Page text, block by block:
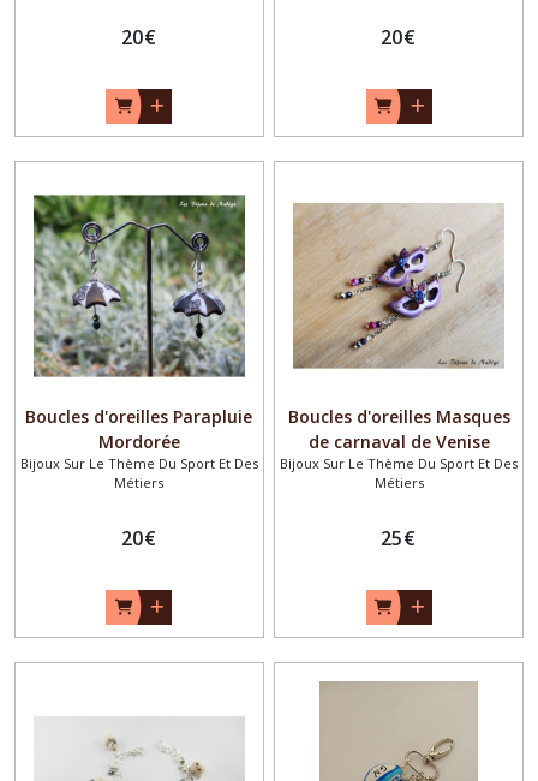
20€ 20€
Boucles d'oreilles Parapluie
Mordorée
Bijoux Sur Le Thème Du Sport Et Des
Métiers
20€
Boucles d'oreilles Masques
de carnaval de Venise
Bijoux Sur Le Thème Du Sport Et Des
Métiers
25€